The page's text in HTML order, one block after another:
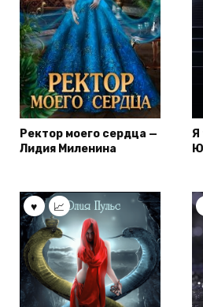
Ректор моего сердца —
Лидия Миленина
Я